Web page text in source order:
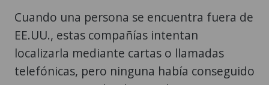
Cuando una persona se encuentra fuera de
EE.UU., estas compañías intentan
localizarla mediante cartas o llamadas
telefónicas, pero ninguna había conseguido